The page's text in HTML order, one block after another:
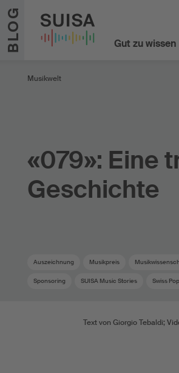
Zum Inhalt springen
BLOG Gut zu wissen
Musikwelt
«079»: Eine
Geschichte
Auszeichnung Musikpreis
Sponsoring SUISA Music Stories Swiss Pop
Text von Giorgio Tebaldi;